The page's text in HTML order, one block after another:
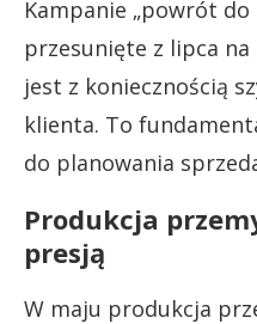
Kampanie „powrót do
przesunięte z lipca na
jest z koniecznością
klienta. To
do planowania
Produkcja
presją
W maju produkcja